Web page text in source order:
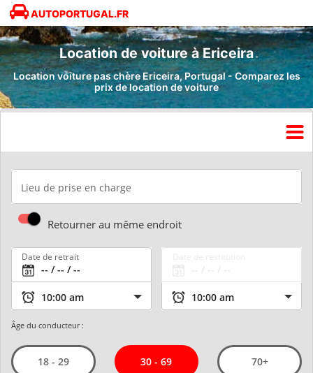
AUTOPORTUGAL.FR
Location de voiture à Ericeira
Location voiture pas chère Ericeira, Portugal - Comparez les
prix de location de voiture
Lieu de prise en charge
Retourner au même endroit
Date de retrait
Âge du conducteur :
18 - 29 30 - 69 70+